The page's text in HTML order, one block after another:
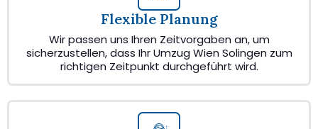
Flexible Planung
Wir passen uns Ihren Zeitvorgaben an, um
sicherzustellen, dass Ihr Umzug Wien Solingen zum
richtigen Zeitpunkt durchgeführt wird.